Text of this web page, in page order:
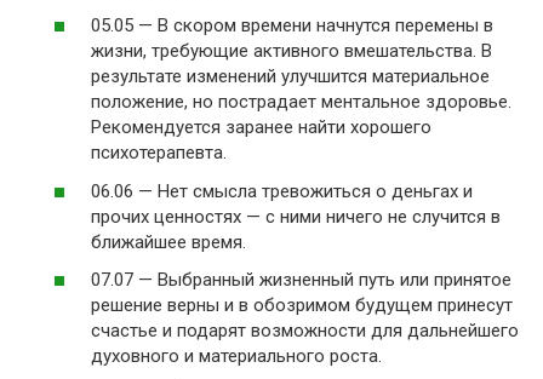
05.05 — В скором времени начнутся перемены в
жизни, требующие активного вмешательства. В
результате изменений улучшится материальное
положение, но пострадает ментальное здоровье.
Рекомендуется заранее найти хорошего
психотерапевта.
06.06 — Нет смысла тревожиться о деньгах и
прочих ценностях — с ними ничего не случится в
ближайшее время.
07.07 — Выбранный жизненный путь или принятое
решение верны и в обозримом будущем принесут
счастье и подарят возможности для дальнейшего
духовного и материального роста.